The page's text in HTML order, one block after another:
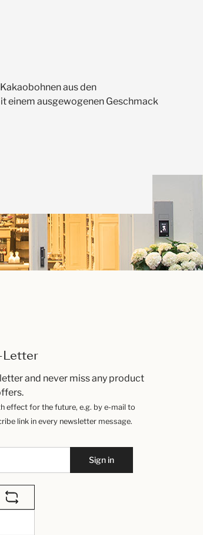
aus den
einem ausgewogenen Geschmack
and never miss any product
effect for the future, e.g. by e-mail to
link in every newsletter message.
Sign in